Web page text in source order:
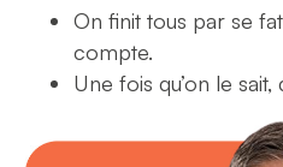
On finit tous par se
compte.
Une fois qu’on le sait,